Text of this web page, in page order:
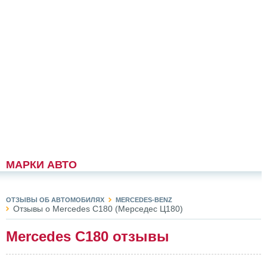
МАРКИ АВТО
ОТЗЫВЫ ОБ АВТОМОБИЛЯХ MERCEDES-BENZ
Отзывы о Mercedes C180 (Мерседес Ц180)
Mercedes C180 отзывы